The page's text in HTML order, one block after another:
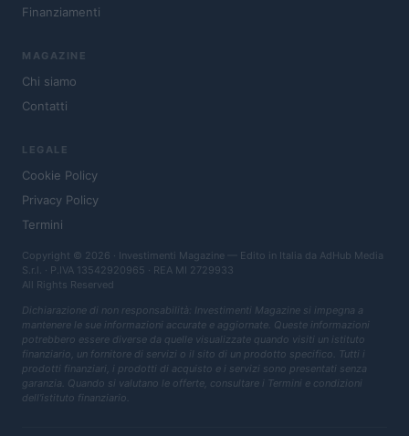
Finanziamenti
MAGAZINE
Chi siamo
Contatti
LEGALE
Cookie Policy
Privacy Policy
Termini
Copyright © 2026 · Investimenti Magazine — Edito in Italia da AdHub Media
S.r.l. · P.IVA 13542920965 · REA MI 2729933
All Rights Reserved
Dichiarazione di non responsabilità: Investimenti Magazine si impegna a
mantenere le sue informazioni accurate e aggiornate. Queste informazioni
potrebbero essere diverse da quelle visualizzate quando visiti un istituto
finanziario, un fornitore di servizi o il sito di un prodotto specifico. Tutti i
prodotti finanziari, i prodotti di acquisto e i servizi sono presentati senza
garanzia. Quando si valutano le offerte, consultare i Termini e condizioni
dell'istituto finanziario.